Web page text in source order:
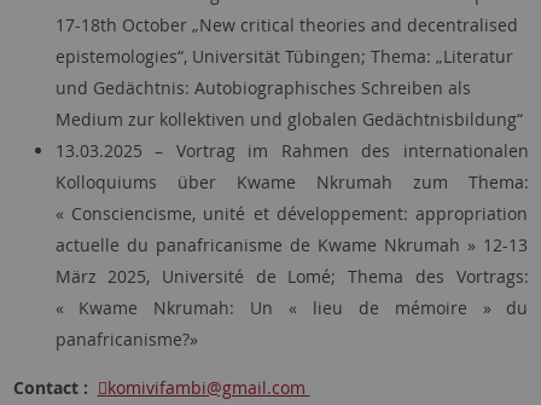
17-18th October „New critical theories and decentralised
epistemologies“, Universität Tübingen; Thema: „Literatur
und Gedächtnis: Autobiographisches Schreiben als
Medium zur kollektiven und globalen Gedächtnisbildung“
13.03.2025 – Vortrag im Rahmen des internationalen
Kolloquiums über Kwame Nkrumah zum Thema:
« Consciencisme, unité et développement: appropriation
actuelle du panafricanisme de Kwame Nkrumah » 12-13
März 2025, Université de Lomé; Thema des Vortrags:
« Kwame Nkrumah: Un « lieu de mémoire » du
panafricanisme?»
Contact : komivifambi@gmail.com